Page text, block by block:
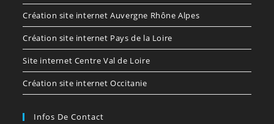
Création site internet Auvergne Rhône Alpes
Création site internet Pays de la Loire
Site internet Centre Val de Loire
Création site internet Occitanie
Infos De Contact